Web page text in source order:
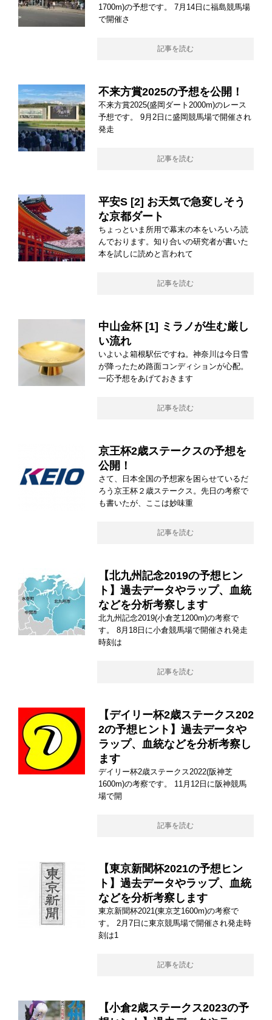
1700m)の予想です。 7月14日に福島競馬場
で開催さ
記事を読む
不来方賞2025の予想を公開！
不来方賞2025(盛岡ダート2000m)のレース
予想です。 9月2日に盛岡競馬場で開催され
発走
記事を読む
平安S [2] お天気で急変しそう
な京都ダート
ちょっといま所用で幕末の本をいろいろ読
んでおります。知り合いの研究者が書いた
本を試しに読めと言われて
記事を読む
中山金杯 [1] ミラノが生む厳し
い流れ
いよいよ箱根駅伝ですね。神奈川は今日雪
が降ったため路面コンディションが心配。
一応予想をあげておきます
記事を読む
京王杯2歳ステークスの予想を
公開！
さて、日本全国の予想家を困らせているだ
ろう京王杯２歳ステークス。先日の考察で
も書いたが、ここは妙味重
記事を読む
【北九州記念2019の予想ヒン
ト】過去データやラップ、血統
などを分析考察します
北九州記念2019(小倉芝1200m)の考察で
す。 8月18日に小倉競馬場で開催され発走
時刻は
記事を読む
【デイリー杯2歳ステークス202
2の予想ヒント】過去データや
ラップ、血統などを分析考察し
ます
デイリー杯2歳ステークス2022(阪神芝
1600m)の考察です。 11月12日に阪神競馬
場で開
記事を読む
【東京新聞杯2021の予想ヒン
ト】過去データやラップ、血統
などを分析考察します
東京新聞杯2021(東京芝1600m)の考察で
す。 2月7日に東京競馬場で開催され発走時
刻は1
記事を読む
【小倉2歳ステークス2023の予